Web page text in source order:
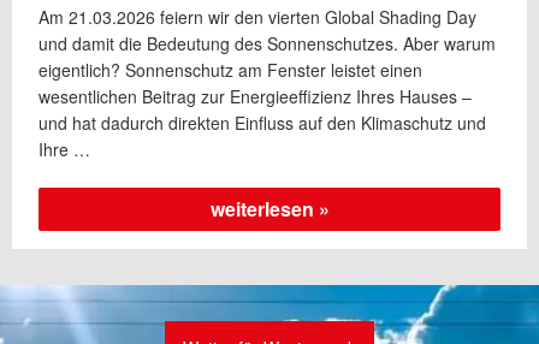
Am 21.03.2026 feiern wir den vierten Global Shading Day
und damit die Bedeutung des Sonnenschutzes. Aber warum
eigentlich? Sonnenschutz am Fenster leistet einen
wesentlichen Beitrag zur Energieeffizienz Ihres Hauses –
und hat dadurch direkten Einfluss auf den Klimaschutz und
Ihre …
„Energie
sparen
und
schützen“
weiterlesen